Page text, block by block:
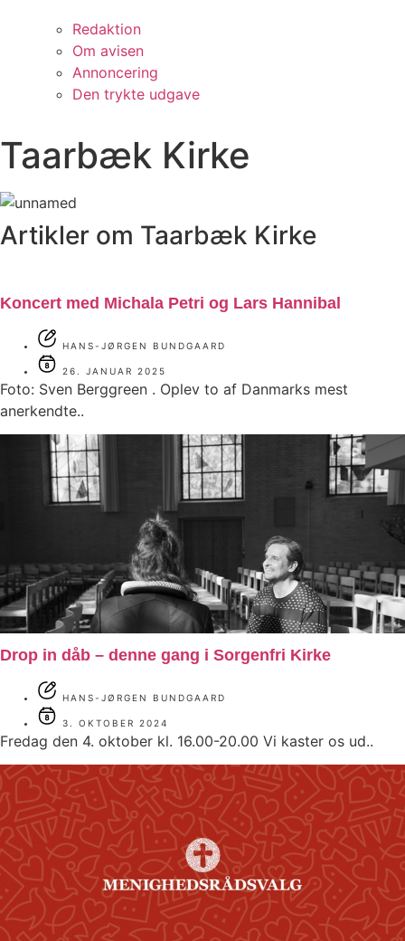
Redaktion
Om avisen
Annoncering
Den trykte udgave
Taarbæk Kirke
Artikler om Taarbæk Kirke
Koncert med Michala Petri og Lars Hannibal
HANS-JØRGEN BUNDGAARD
26. JANUAR 2025
Foto: Sven Berggreen . Oplev to af Danmarks mest
anerkendte..
Drop in dåb – denne gang i Sorgenfri Kirke
HANS-JØRGEN BUNDGAARD
3. OKTOBER 2024
Fredag den 4. oktober kl. 16.00-20.00 Vi kaster os ud..